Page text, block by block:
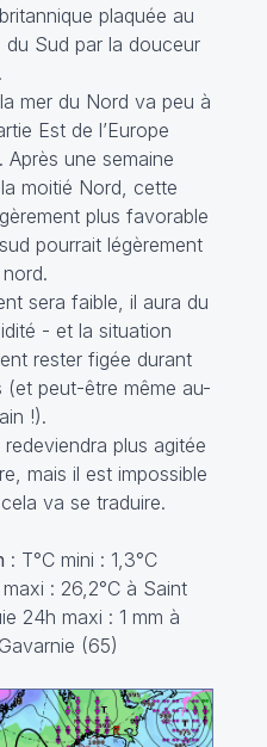
plaquée au
Sud par la douceur
mer du Nord va peu à
Est de l’Europe
une semaine
moitié Nord, cette
plus favorable
pourrait légèrement
sera faible, il aura du
- et la situation
rester figée durant
(et peut-être même au-
!).
plus agitée
mais il est impossible
va se traduire.
: T°C mini : 1,3°C
: 26,2°C à Saint
24h maxi : 1 mm à
(65)